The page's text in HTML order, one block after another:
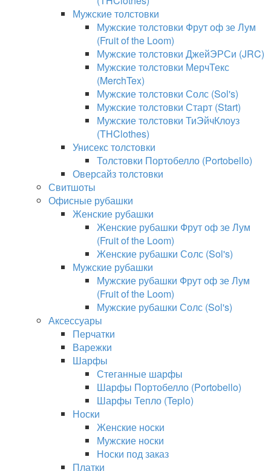
Мужские толстовки
Мужские толстовки Фрут оф зе Лум
(Fruit of the Loom)
Мужские толстовки ДжейЭРСи (JRC)
Мужские толстовки МерчТекс
(MerchTex)
Мужские толстовки Солс (Sol's)
Мужские толстовки Старт (Start)
Мужские толстовки ТиЭйчКлоуз
(THClothes)
Унисекс толстовки
Толстовки Портобелло (Portobello)
Оверсайз толстовки
Свитшоты
Офисные рубашки
Женские рубашки
Женские рубашки Фрут оф зе Лум
(Fruit of the Loom)
Женские рубашки Солс (Sol's)
Мужские рубашки
Мужские рубашки Фрут оф зе Лум
(Fruit of the Loom)
Мужские рубашки Солс (Sol's)
Аксессуары
Перчатки
Варежки
Шарфы
Стеганные шарфы
Шарфы Портобелло (Portobello)
Шарфы Тепло (Teplo)
Носки
Женские носки
Мужские носки
Носки под заказ
Платки